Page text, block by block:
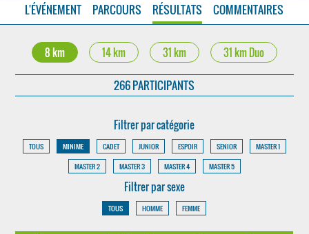
L'ÉVÉNEMENT PARCOURS RÉSULTATS COMMENTAIRES
8 km 14 km 31 km 31 km Duo
266 PARTICIPANTS
Filtrer par catégorie
TOUS MINIME CADET JUNIOR ESPOIR SENIOR
MASTER 1
MASTER 2
MASTER 3 MASTER 4 MASTER 5
Filtrer par sexe
TOUS HOMME FEMME